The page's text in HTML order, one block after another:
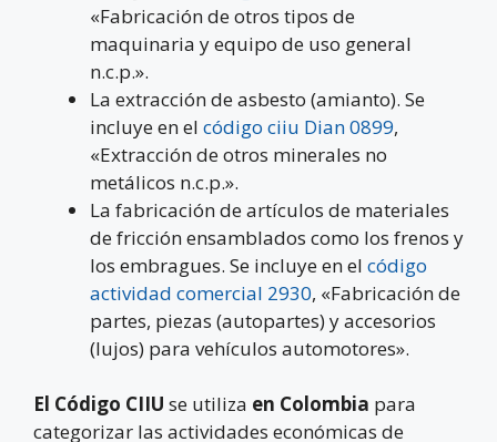
«Fabricación de otros tipos de
maquinaria y equipo de uso general
n.c.p.».
La extracción de asbesto (amianto). Se
incluye en el código ciiu Dian 0899,
«Extracción de otros minerales no
metálicos n.c.p.».
La fabricación de artículos de materiales
de fricción ensamblados como los frenos y
los embragues. Se incluye en el código
actividad comercial 2930, «Fabricación de
partes, piezas (autopartes) y accesorios
(lujos) para vehículos automotores».
El Código CIIU se utiliza en Colombia para
categorizar las actividades económicas de